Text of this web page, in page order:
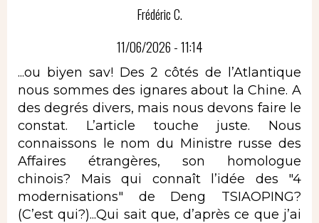
Frédéric C.
11/06/2026 - 11:14
...ou biyen sav! Des 2 côtés de l’Atlantique
nous sommes des ignares about la Chine. A
des degrés divers, mais nous devons faire le
constat. L’article touche juste. Nous
connaissons le nom du Ministre russe des
Affaires étrangères, son homologue
chinois? Mais qui connaît l’idée des "4
modernisations" de Deng TSIAOPING?
(C’est qui?)...Qui sait que, d’après ce que j’ai